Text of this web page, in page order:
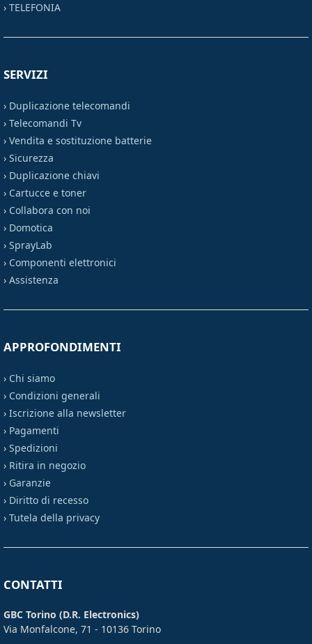
› TELEFONIA
SERVIZI
› Duplicazione telecomandi
› Telecomandi Tv
› Vendita e sostituzione batterie
› Sicurezza
› Duplicazione chiavi
› Cartucce e toner
› Collabora con noi
› Domotica
› SprayLab
› Componenti elettronici
› Assistenza
APPROFONDIMENTI
› Chi siamo
› Condizioni generali
› Iscrizione alla newsletter
› Pagamenti
› Spedizioni
› Ritira in negozio
› Garanzie
› Diritto di recesso
› Tutela della privacy
CONTATTI
GBC Torino (D.R. Electronics)
Via Monfalcone, 71 - 10136 Torino